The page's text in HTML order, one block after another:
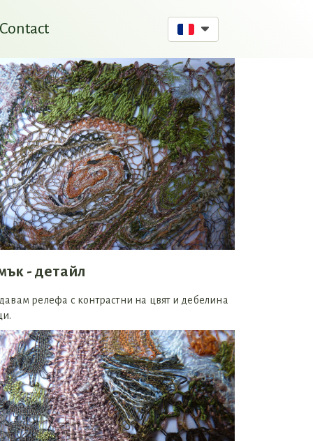
Contact
- детайл
релефа с контрастни на цвят и дебелина